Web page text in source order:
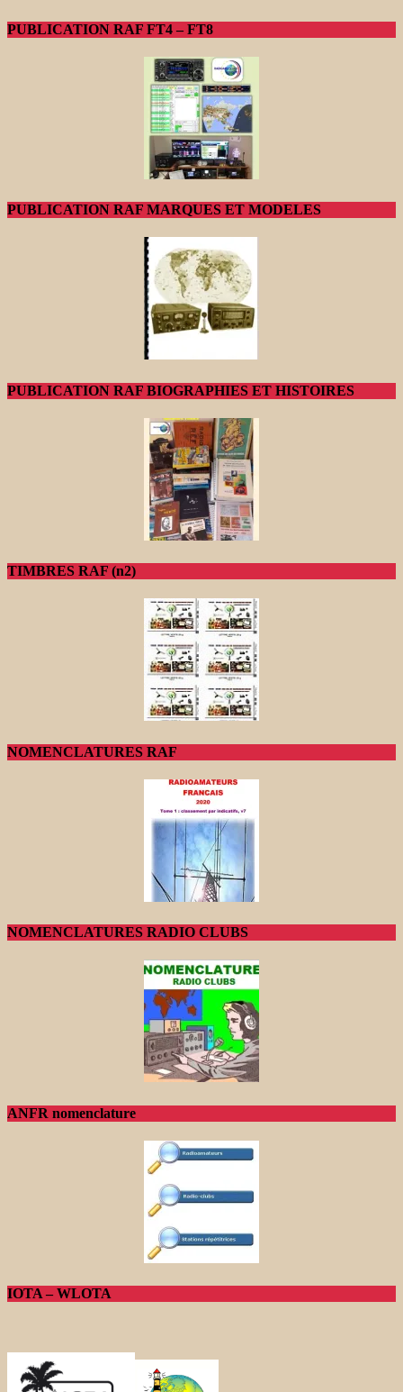
PUBLICATION RAF FT4 – FT8
PUBLICATION RAF MARQUES ET MODELES
PUBLICATION RAF BIOGRAPHIES ET HISTOIRES
TIMBRES RAF (n2)
NOMENCLATURES RAF
NOMENCLATURES RADIO CLUBS
ANFR nomenclature
IOTA – WLOTA